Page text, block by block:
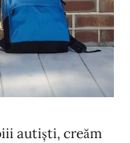
autiști, creăm